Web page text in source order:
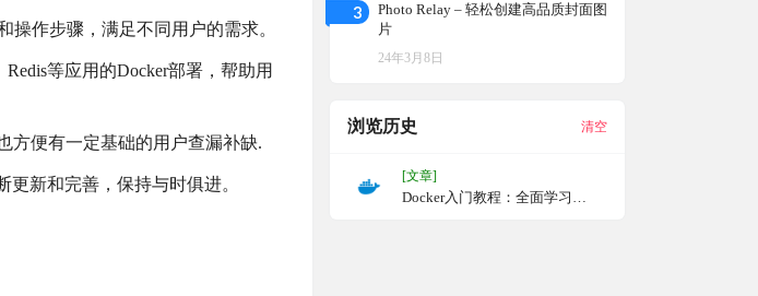
操作步骤，满足不同用户的需求。
等应用的Docker部署，帮助用
方便有一定基础的用户查漏补缺.
更新和完善，保持与时俱进。
3
Photo Relay – 轻松创建高品质封面图
片
24年3月8日
浏览历史 清空
[文章]
Docker入门教程：全面学习